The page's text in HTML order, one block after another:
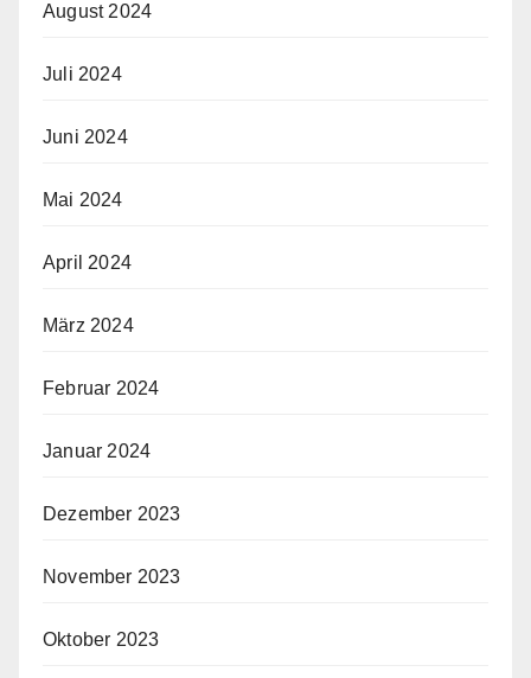
August 2024
Juli 2024
Juni 2024
Mai 2024
April 2024
März 2024
Februar 2024
Januar 2024
Dezember 2023
November 2023
Oktober 2023